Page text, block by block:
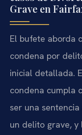
Grave en
El bufete aborda
condena por
inicial detallada.
condena cumpla
ser una
un delito grave,